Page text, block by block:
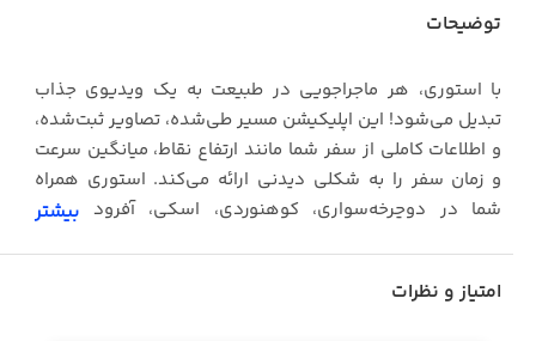
توضیحات
با استوری، هر ماجراجویی در طبیعت به یک ویدیوی جذاب
تبدیل می‌شود! این اپلیکیشن مسیر طی‌شده، تصاویر ثبت‌شده،
و اطلاعات کاملی از سفر شما مانند ارتفاع نقاط، میانگین سرعت
و زمان سفر را به شکلی دیدنی ارائه می‌کند. استوری همراه
شما در دوچرخه‌سواری، کوهنوردی، اسکی، آفرود و هر
بیشتر
امتیاز و نظرات